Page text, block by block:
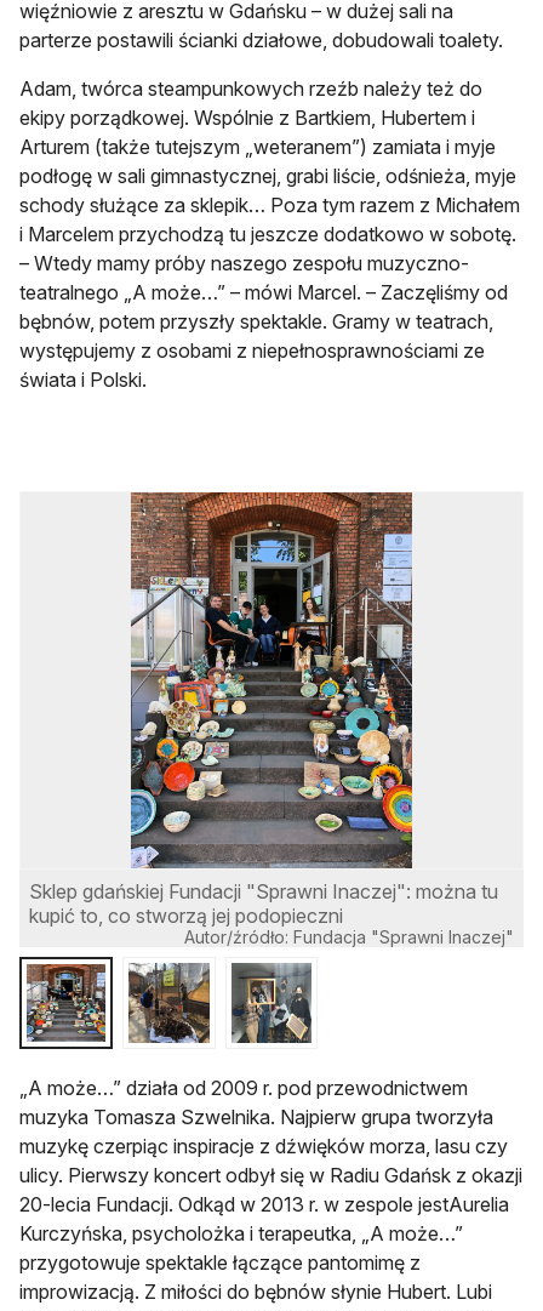
więźniowie z aresztu w Gdańsku – w dużej sali na
parterze postawili ścianki działowe, dobudowali toalety.
Adam, twórca steampunkowych rzeźb należy też do
ekipy porządkowej. Wspólnie z Bartkiem, Hubertem i
Arturem (także tutejszym „weteranem”) zamiata i myje
podłogę w sali gimnastycznej, grabi liście, odśnieża, myje
schody służące za sklepik… Poza tym razem z Michałem
i Marcelem przychodzą tu jeszcze dodatkowo w sobotę.
– Wtedy mamy próby naszego zespołu muzyczno-
teatralnego „A może…” – mówi Marcel. – Zaczęliśmy od
bębnów, potem przyszły spektakle. Gramy w teatrach,
występujemy z osobami z niepełnosprawnościami ze
świata i Polski.
Sklep gdańskiej Fundacji "Sprawni Inaczej": można tu
kupić to, co stworzą jej podopieczni
Autor/źródło: Fundacja "Sprawni Inaczej"
„A może…” działa od 2009 r. pod przewodnictwem
muzyka Tomasza Szwelnika. Najpierw grupa tworzyła
muzykę czerpiąc inspiracje z dźwięków morza, lasu czy
ulicy. Pierwszy koncert odbył się w Radiu Gdańsk z okazji
20-lecia Fundacji. Odkąd w 2013 r. w zespole jestAurelia
Kurczyńska, psycholożka i terapeutka, „A może…”
przygotowuje spektakle łączące pantomimę z
improwizacją. Z miłości do bębnów słynie Hubert. Lubi